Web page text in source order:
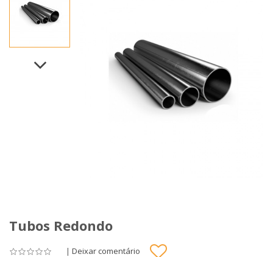
Tubos Redondo
| Deixar comentário